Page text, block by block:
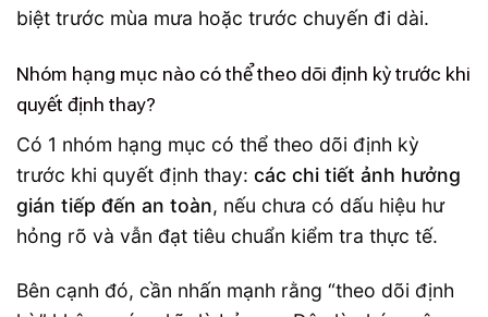
biệt trước mùa mưa hoặc trước chuyến đi dài.
Nhóm hạng mục nào có thể theo dõi định kỳ trước khi
quyết định thay?
Có 1 nhóm hạng mục có thể theo dõi định kỳ
trước khi quyết định thay: các chi tiết ảnh hưởng
gián tiếp đến an toàn, nếu chưa có dấu hiệu hư
hỏng rõ và vẫn đạt tiêu chuẩn kiểm tra thực tế.
Bên cạnh đó, cần nhấn mạnh rằng “theo dõi định